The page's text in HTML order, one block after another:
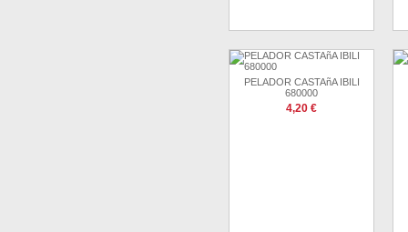
PELADOR CASTAñA IBILI
680000
4,20 €